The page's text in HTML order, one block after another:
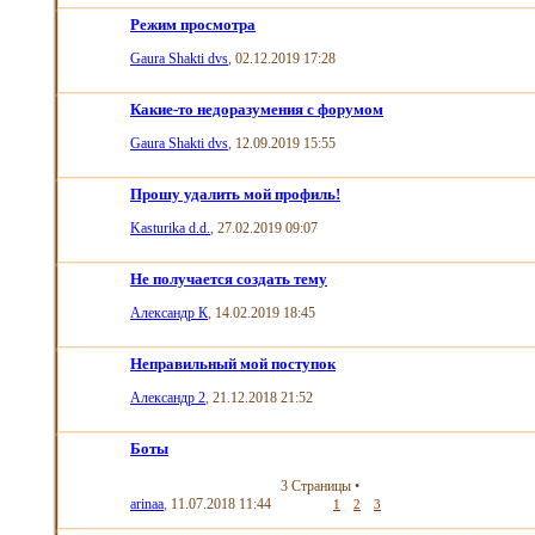
Режим просмотра
Gaura Shakti dvs, 02.12.2019 17:28
Какие-то недоразумения с форумом
Gaura Shakti dvs, 12.09.2019 15:55
Прошу удалить мой профиль!
Kasturika d.d., 27.02.2019 09:07
Не получается создать тему
Александр К, 14.02.2019 18:45
Неправильный мой поступок
Александр 2, 21.12.2018 21:52
Боты
arinaa, 11.07.2018 11:44
3 Страницы •
1 2 3